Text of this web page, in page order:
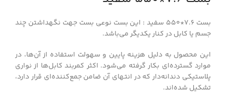
بست ۷.۶*۵۵۰ سفید : این بست نوعی بست جهت نگهداشتن چند
جسم یا کابل در کنار یکدیگر می‌باشد.
این محصول به دلیل هزینه پایین و سهولت استفاده از آن‌ها، در
موارد گسترده‌ای بکار گرفته می‌شود. اکثر کمربند کابل‌ها از نواری
پلاستیکی دندانه‌دار که در انتهای آن ضامن جمع‌کننده‌ای قرار دارد،
تشکیل شده‌اند.